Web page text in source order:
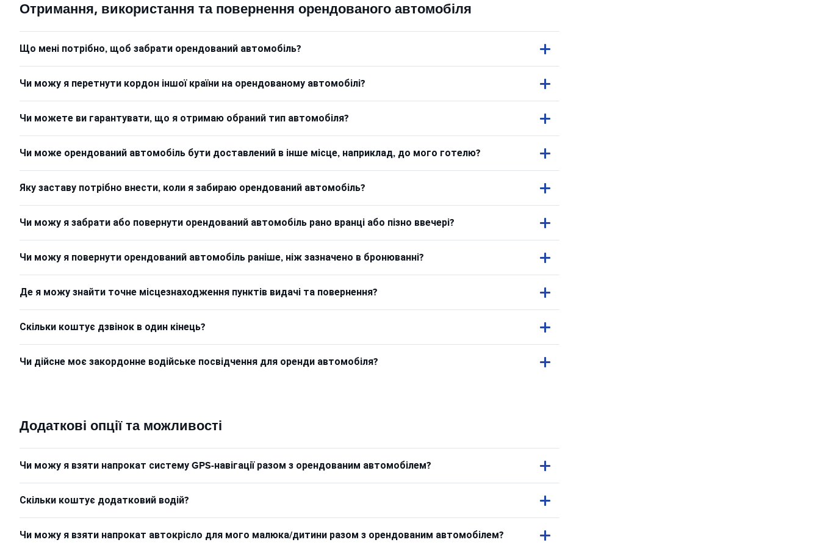
Отримання, використання та повернення орендованого автомобіля
Що мені потрібно, щоб забрати орендований автомобіль?
Чи можу я перетнути кордон іншої країни на орендованому автомобілі?
Чи можете ви гарантувати, що я отримаю обраний тип автомобіля?
Чи може орендований автомобіль бути доставлений в інше місце, наприклад, до мого готелю?
Яку заставу потрібно внести, коли я забираю орендований автомобіль?
Чи можу я забрати або повернути орендований автомобіль рано вранці або пізно ввечері?
Чи можу я повернути орендований автомобіль раніше, ніж зазначено в бронюванні?
Де я можу знайти точне місцезнаходження пунктів видачі та повернення?
Скільки коштує дзвінок в один кінець?
Чи дійсне моє закордонне водійське посвідчення для оренди автомобіля?
Додаткові опції та можливості
Чи можу я взяти напрокат систему GPS-навігації разом з орендованим автомобілем?
Скільки коштує додатковий водій?
Чи можу я взяти напрокат автокрісло для мого малюка/дитини разом з орендованим автомобілем?